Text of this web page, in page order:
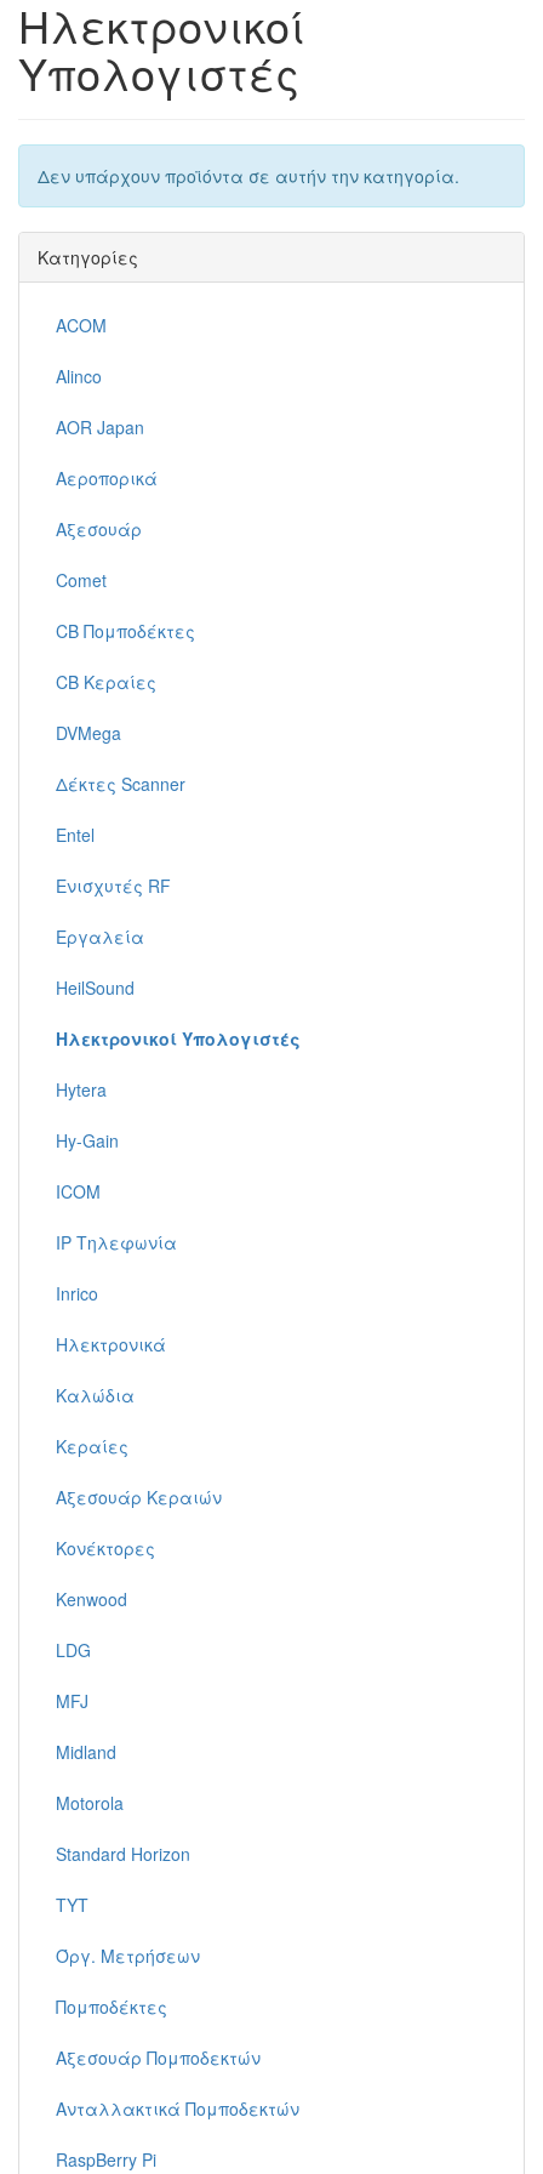
Ηλεκτρονικοί
Υπολογιστές
Δεν υπάρχουν προϊόντα σε αυτήν την κατηγορία.
Κατηγορίες
ACOM
Alinco
AOR Japan
Αεροπορικά
Αξεσουάρ
Comet
CB Πομποδέκτες
CB Κεραίες
DVMega
Δέκτες Scanner
Entel
Ενισχυτές RF
Εργαλεία
HeilSound
Ηλεκτρονικοί Υπολογιστές
Hytera
Hy-Gain
ICOM
IP Τηλεφωνία
Inrico
Ηλεκτρονικά
Καλώδια
Κεραίες
Αξεσουάρ Κεραιών
Κονέκτορες
Kenwood
LDG
MFJ
Midland
Motorola
Standard Horizon
TYT
Όργ. Μετρήσεων
Πομποδέκτες
Αξεσουάρ Πομποδεκτών
Ανταλλακτικά Πομποδεκτών
RaspBerry Pi